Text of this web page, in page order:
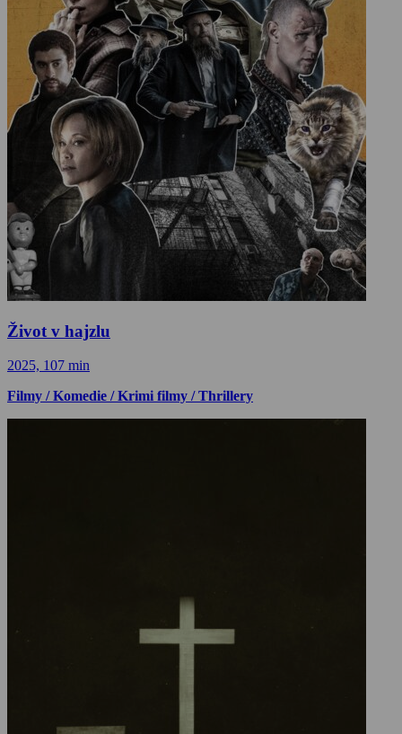
Život v hajzlu
2025, 107 min
Filmy / Komedie / Krimi filmy / Thrillery